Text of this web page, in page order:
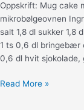
Oppskrift: Mug cake
mikrobølgeovnen
salt 1,8 dl sukker 1,8
1 ts 0,6 dl bringebær
0,6 dl hvit sjokolade,
Mug
Read More »